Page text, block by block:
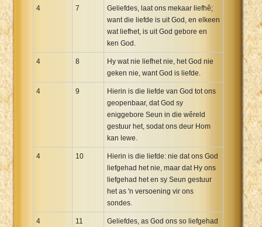
4 7
Geliefdes, laat ons mekaar liefhê;
want die liefde is uit God, en elkeen
wat liefhet, is uit God gebore en
ken God.
4 8
Hy wat nie liefhet nie, het God nie
geken nie, want God is liefde.
4 9
Hierin is die liefde van God tot ons
geopenbaar, dat God sy
eniggebore Seun in die wêreld
gestuur het, sodat ons deur Hom
kan lewe.
4 10
Hierin is die liefde: nie dat ons God
liefgehad het nie, maar dat Hy ons
liefgehad het en sy Seun gestuur
het as 'n versoening vir ons
sondes.
4 11
Geliefdes, as God ons so liefgehad